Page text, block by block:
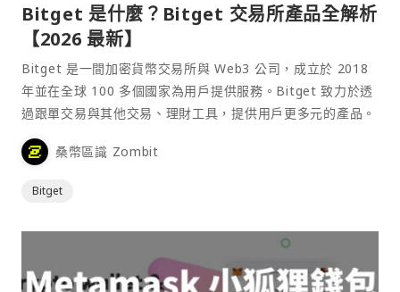
Bitget 是什麼？Bitget 交易所產品全解析
【2026 最新】
Bitget 是一間加密貨幣交易所與 Web3 公司，成立於 2018
年並在全球 100 多個國家為用戶提供服務。Bitget 致力於透
過跟單交易與其他交易、理財工具，提供用戶更多元的產品。
桑幣區識 Zombit
Bitget